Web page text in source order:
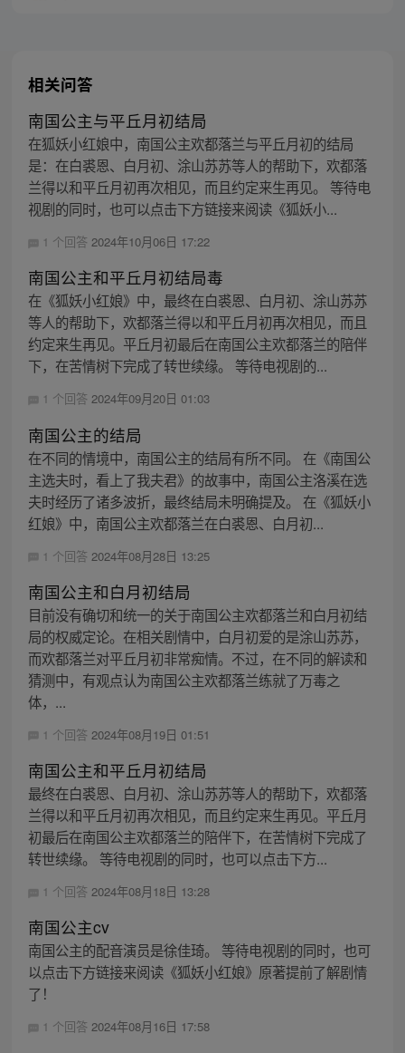
相关问答
南国公主与平丘月初结局
在狐妖小红娘中，南国公主欢都落兰与平丘月初的结局
是：在白裘恩、白月初、涂山苏苏等人的帮助下，欢都落
兰得以和平丘月初再次相见，而且约定来生再见。 等待电
视剧的同时，也可以点击下方链接来阅读《狐妖小...
1 个回答 2024年10月06日 17:22
南国公主和平丘月初结局毒
在《狐妖小红娘》中，最终在白裘恩、白月初、涂山苏苏
等人的帮助下，欢都落兰得以和平丘月初再次相见，而且
约定来生再见。平丘月初最后在南国公主欢都落兰的陪伴
下，在苦情树下完成了转世续缘。 等待电视剧的...
1 个回答 2024年09月20日 01:03
南国公主的结局
在不同的情境中，南国公主的结局有所不同。 在《南国公
主选夫时，看上了我夫君》的故事中，南国公主洛溪在选
夫时经历了诸多波折，最终结局未明确提及。 在《狐妖小
红娘》中，南国公主欢都落兰在白裘恩、白月初...
1 个回答 2024年08月28日 13:25
南国公主和白月初结局
目前没有确切和统一的关于南国公主欢都落兰和白月初结
局的权威定论。在相关剧情中，白月初爱的是涂山苏苏，
而欢都落兰对平丘月初非常痴情。不过，在不同的解读和
猜测中，有观点认为南国公主欢都落兰练就了万毒之
体，...
1 个回答 2024年08月19日 01:51
南国公主和平丘月初结局
最终在白裘恩、白月初、涂山苏苏等人的帮助下，欢都落
兰得以和平丘月初再次相见，而且约定来生再见。平丘月
初最后在南国公主欢都落兰的陪伴下，在苦情树下完成了
转世续缘。 等待电视剧的同时，也可以点击下方...
1 个回答 2024年08月18日 13:28
南国公主cv
南国公主的配音演员是徐佳琦。 等待电视剧的同时，也可
以点击下方链接来阅读《狐妖小红娘》原著提前了解剧情
了！
1 个回答 2024年08月16日 17:58